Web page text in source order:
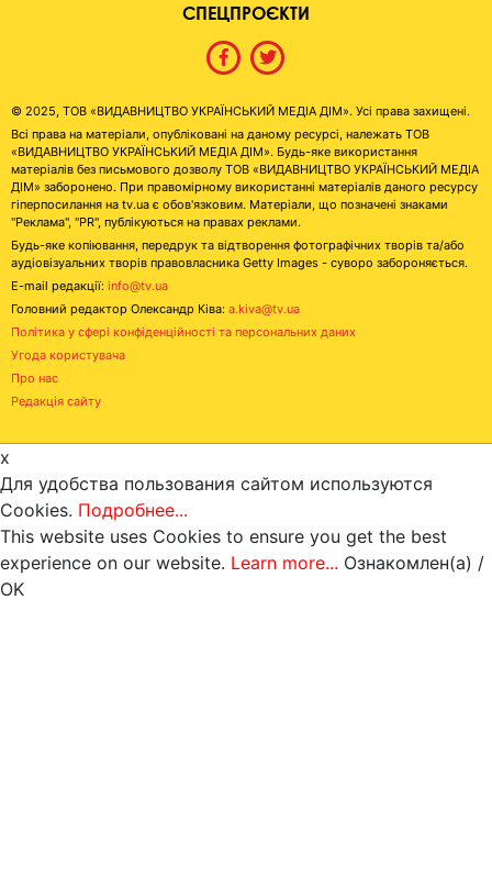
СПЕЦПРОЄКТИ
© 2025, ТОВ «ВИДАВНИЦТВО УКРАЇНСЬКИЙ МЕДІА ДІМ». Усі права захищені.
Всі права на матеріали, опубліковані на даному ресурсі, належать ТОВ
«ВИДАВНИЦТВО УКРАЇНСЬКИЙ МЕДІА ДІМ». Будь-яке використання
матеріалів без письмового дозволу ТОВ «ВИДАВНИЦТВО УКРАЇНСЬКИЙ МЕДІА
ДІМ» заборонено. При правомірному використанні матеріалів даного ресурсу
гіперпосилання на tv.ua є обов'язковим. Матеріали, що позначені знаками
"Реклама", "PR", публікуються на правах реклами.
Будь-яке копіювання, передрук та відтворення фотографічних творів та/або
аудіовізуальних творів правовласника Getty Images - суворо забороняється.
E-mail редакції: info@tv.ua
Головний редактор Олександр Ківа: a.kiva@tv.ua
Політика у сфері конфіденційності та персональних даних
Угода користувача
Про нас
Редакція сайту
x
Для удобства пользования сайтом используются
Cookies. Подробнее...
This website uses Cookies to ensure you get the best
experience on our website. Learn more... Ознакомлен(а) /
OK